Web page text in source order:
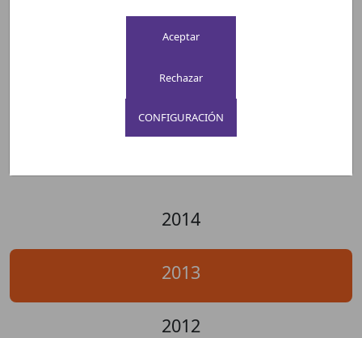
2016
2014
2013
2012
CONFIGURACIÓN